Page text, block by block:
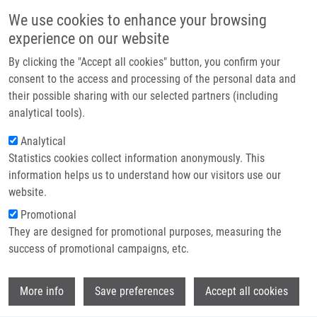
We use cookies to enhance your browsing
experience on our website
By clicking the "Accept all cookies" button, you confirm your
consent to the access and processing of the personal data and
their possible sharing with our selected partners (including
analytical tools).
Analytical
Statistics cookies collect information anonymously. This
information helps us to understand how our visitors use our
website.
Promotional
They are designed for promotional purposes, measuring the
success of promotional campaigns, etc.
More info Save preferences Accept all cookies
Main
Domů
Partner institutions
Technologie a služby
Kontakt
Drobečková navigace
Domů Džupinová Miriam
Džupinová Miriam
Skupiny: ÚMTM, LEM, PERSONÁL